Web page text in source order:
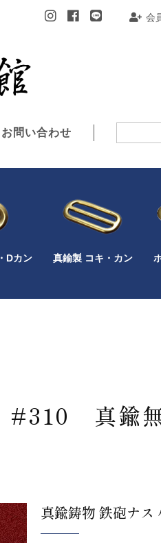
会
お問い合わせ
Dカン 真鍮製 コキ・カン
#310 真鍮
真鍮鋳物 鉄砲ナ